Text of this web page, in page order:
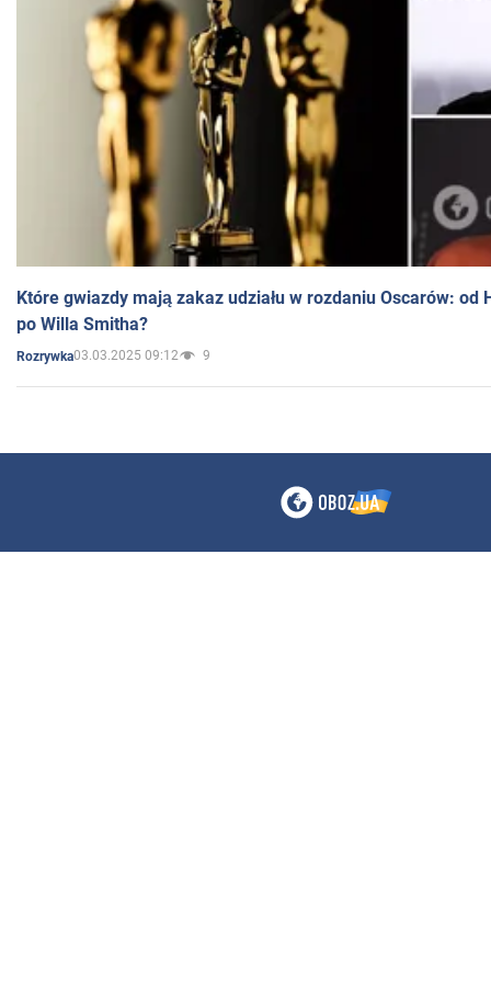
Które gwiazdy mają zakaz udziału w rozdaniu Oscarów: od
po Willa Smitha?
Rozrywka03.03.2025 09:12 9